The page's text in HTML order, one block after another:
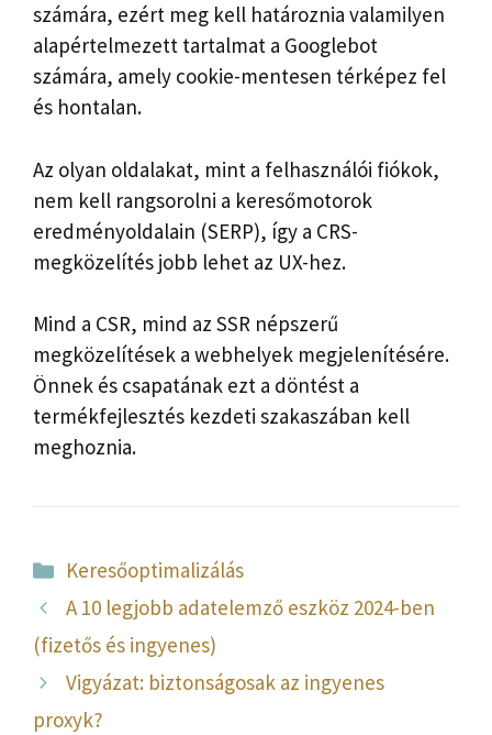
számára, ezért meg kell határoznia valamilyen
alapértelmezett tartalmat a Googlebot
számára, amely cookie-mentesen térképez fel
és hontalan.
Az olyan oldalakat, mint a felhasználói fiókok,
nem kell rangsorolni a keresőmotorok
eredményoldalain (SERP), így a CRS-
megközelítés jobb lehet az UX-hez.
Mind a CSR, mind az SSR népszerű
megközelítések a webhelyek megjelenítésére.
Önnek és csapatának ezt a döntést a
termékfejlesztés kezdeti szakaszában kell
meghoznia.
Kategória
Keresőoptimalizálás
A 10 legjobb adatelemző eszköz 2024-ben
(fizetős és ingyenes)
Vigyázat: biztonságosak az ingyenes
proxyk?